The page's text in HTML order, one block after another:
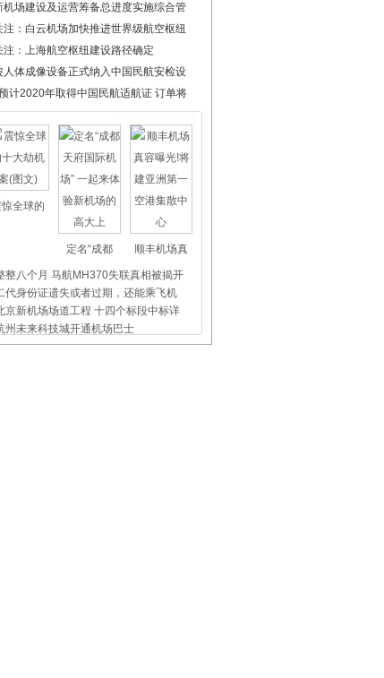
机场建设及运营筹备总进度实施综合管
注：白云机场加快推进世界级航空枢纽
注：上海航空枢纽建设路径确定
人体成像设备正式纳入中国民航安检设
计2020年取得中国民航适航证 订单将
惊全球的
定名“成都 顺丰机场真
整八个月 马航MH370失联真相被揭开
代身份证遗失或者过期，还能乘飞机
京新机场场道工程 十四个标段中标详
州未来科技城开通机场巴士
海虹桥、浦东机场外币兑换点位置介